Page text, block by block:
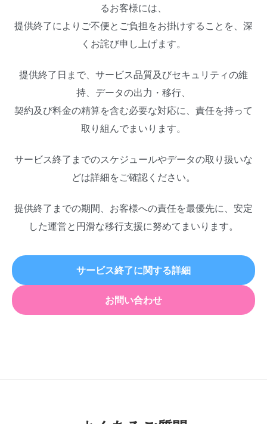
るお客様には、
提供終了によりご不便とご負担をお掛けすることを、深
くお詫び申し上げます。
提供終了日まで、サービス品質及びセキュリティの維
持、データの出力・移行、
契約及び料金の精算を含む必要な対応に、責任を持って
取り組んでまいります。
サービス終了までのスケジュールやデータの取り扱いな
どは詳細をご確認ください。
提供終了までの期間、お客様への責任を最優先に、安定
した運営と円滑な移行支援に努めてまいります。
サービス終了に関する詳細
お問い合わせ